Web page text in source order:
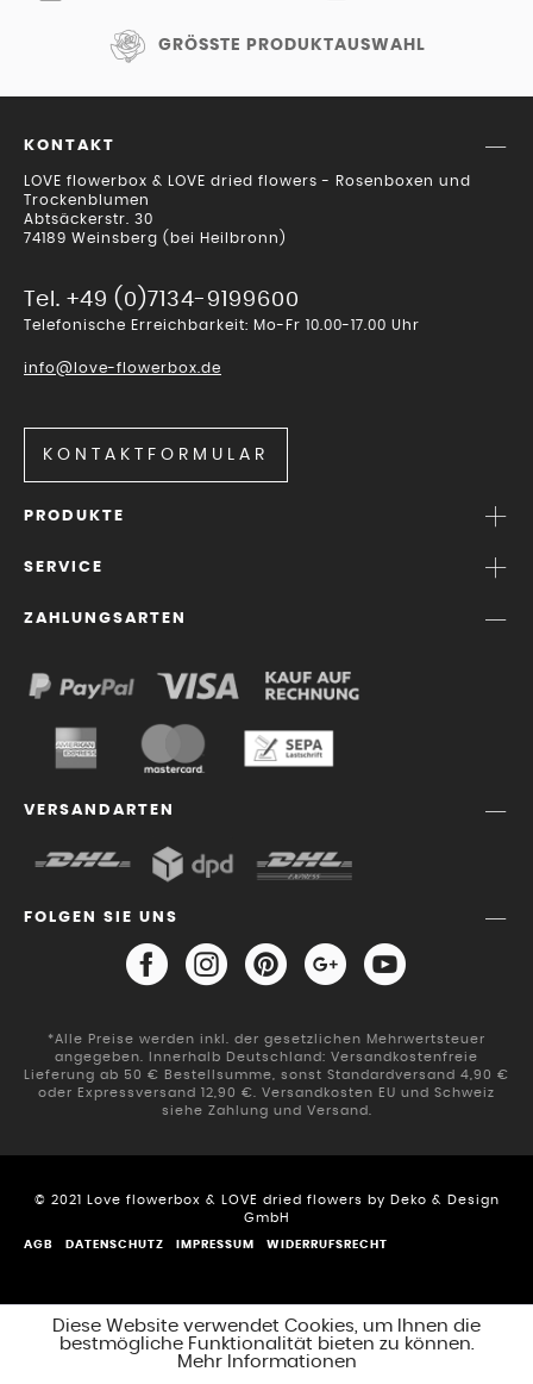
GRÖSSTE PRODUKTAUSWAHL
KONTAKT
LOVE flowerbox & LOVE dried flowers - Rosenboxen und
Trockenblumen
Abtsäckerstr. 30
74189 Weinsberg (bei Heilbronn)
Tel. +49 (0)7134-9199600
Telefonische Erreichbarkeit: Mo-Fr 10.00-17.00 Uhr
info@love-flowerbox.de
KONTAKTFORMULAR
PRODUKTE
SERVICE
ZAHLUNGSARTEN
VERSANDARTEN
FOLGEN SIE UNS
*Alle Preise werden inkl. der gesetzlichen Mehrwertsteuer
angegeben. Innerhalb Deutschland: Versandkostenfreie
Lieferung ab 50 € Bestellsumme, sonst Standardversand 4,90 €
oder Expressversand 12,90 €. Versandkosten EU und Schweiz
siehe Zahlung und Versand.
© 2021 Love flowerbox & LOVE dried flowers by Deko & Design
GmbH
AGB DATENSCHUTZ IMPRESSUM WIDERRUFSRECHT
Diese Website verwendet Cookies, um Ihnen die
bestmögliche Funktionalität bieten zu können.
Mehr Informationen